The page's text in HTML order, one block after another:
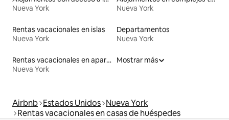
Nueva York
Nueva York
Rentas vacacionales en islas
Nueva York
Departamentos
Nueva York
Rentas vacacionales en apartoteles
Nueva York
Mostrar más
Airbnb Estados Unidos Nueva York
Rentas vacacionales en casas de huéspedes